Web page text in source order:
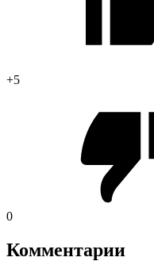
+5
0
Комментарии